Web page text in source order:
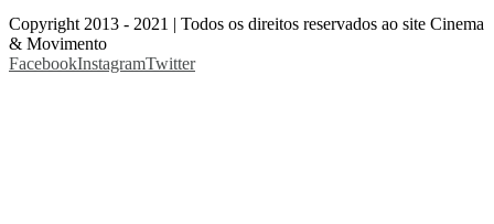
Copyright 2013 - 2021 | Todos os direitos reservados ao site Cinema
& Movimento
FacebookInstagramTwitter